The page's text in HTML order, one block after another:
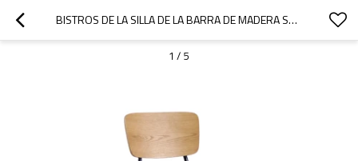
BISTROS DE LA SILLA DE LA BARRA DE MADERA SÓLIDA QUE CENAN LAS SILLAS ALTAS DE LOS MUEBLES PARA LOS MUEBLES INTERIORES DE LA BARRA
1 / 5